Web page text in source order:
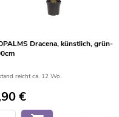
Dracena, künstlich, grün-
90cm
reicht ca. 12 Wo.
€